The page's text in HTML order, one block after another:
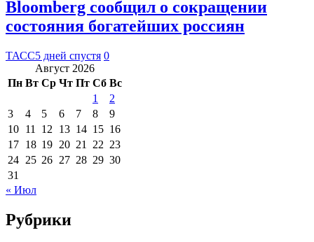
Bloomberg сообщил о сокращении
состояния богатейших россиян
ТАСС5 дней спустя 0
Август 2026
Пн Вт Ср Чт Пт Сб Вс
1
2
3
4 5 6 7 8
9
10 11 12 13 14 15 16
17 18 19 20 21 22 23
24 25 26 27 28 29 30
31
« Июл
Рубрики